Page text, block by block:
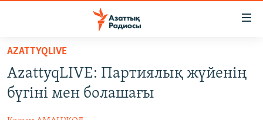
Skip
main
content
Skip
САЯСАТ
AZATTYQTV
AZATTYQLIVE
AzattyqLIVE: Партиялық жүйенің
бүгіні мен болашағы